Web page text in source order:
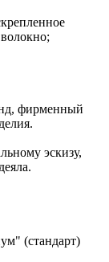
фирменный
эскизу,
(стандарт)